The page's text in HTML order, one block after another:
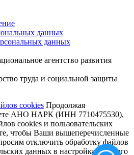
данных
данных
агентство развития
труда и социальной защиты
cookies Продолжая
АНО НАРК (ИНН 7710475530),
cookies и пользовательских
чтобы Ваши вышеперечисленные
отключить обработку файлов
данных в настройках Вашего